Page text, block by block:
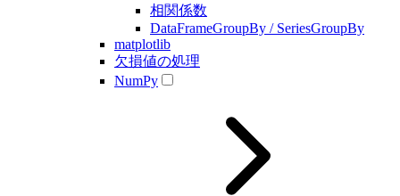
相関係数
DataFrameGroupBy / SeriesGroupBy
matplotlib
欠損値の処理
NumPy